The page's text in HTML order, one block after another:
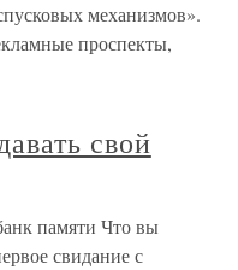
механизмов».
проспекты,
свой
памяти Что вы
свидание с